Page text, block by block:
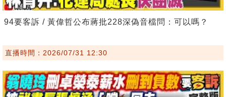
94要客訴 / 黃偉哲公布蔣批228深偽音檔問：可以嗎？
直播時間：2026/07/31 12:30